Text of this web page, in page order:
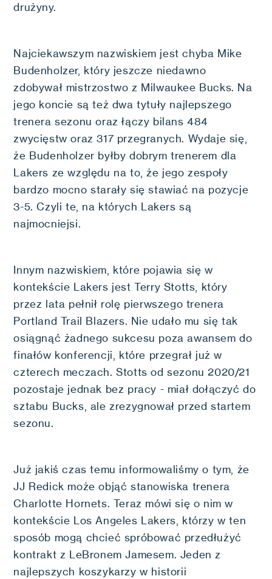
drużyny.
Najciekawszym nazwiskiem jest chyba Mike
Budenholzer, który jeszcze niedawno
zdobywał mistrzostwo z Milwaukee Bucks. Na
jego koncie są też dwa tytuły najlepszego
trenera sezonu oraz łączy bilans 484
zwycięstw oraz 317 przegranych. Wydaje się,
że Budenholzer byłby dobrym trenerem dla
Lakers ze względu na to, że jego zespoły
bardzo mocno starały się stawiać na pozycje
3-5. Czyli te, na których Lakers są
najmocniejsi.
Innym nazwiskiem, które pojawia się w
kontekście Lakers jest Terry Stotts, który
przez lata pełnił rolę pierwszego trenera
Portland Trail Blazers. Nie udało mu się tak
osiągnąć żadnego sukcesu poza awansem do
finałów konferencji, które przegrał już w
czterech meczach. Stotts od sezonu 2020/21
pozostaje jednak bez pracy - miał dołączyć do
sztabu Bucks, ale zrezygnował przed startem
sezonu.
Już jakiś czas temu informowaliśmy o tym, że
JJ Redick może objąć stanowiska trenera
Charlotte Hornets. Teraz mówi się o nim w
kontekście Los Angeles Lakers, którzy w ten
sposób mogą chcieć spróbować przedłużyć
kontrakt z LeBronem Jamesem. Jeden z
najlepszych koszykarzy w historii